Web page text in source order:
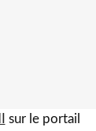
sur le portail